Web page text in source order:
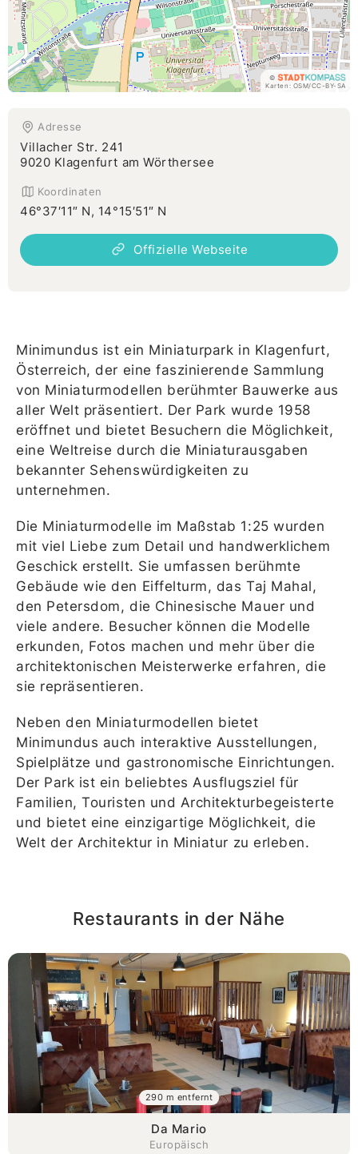
©
Karten: OSM/CC-BY-SA
Adresse
Villacher Str. 241
9020 Klagenfurt am Wörthersee
Koordinaten
46°37′11″ N, 14°15′51″ N
Offizielle Webseite
Minimundus ist ein Miniaturpark in Klagenfurt,
Österreich, der eine faszinierende Sammlung
von Miniaturmodellen berühmter Bauwerke aus
aller Welt präsentiert. Der Park wurde 1958
eröffnet und bietet Besuchern die Möglichkeit,
eine Weltreise durch die Miniaturausgaben
bekannter Sehenswürdigkeiten zu
unternehmen.
Die Miniaturmodelle im Maßstab 1:25 wurden
mit viel Liebe zum Detail und handwerklichem
Geschick erstellt. Sie umfassen berühmte
Gebäude wie den Eiffelturm, das Taj Mahal,
den Petersdom, die Chinesische Mauer und
viele andere. Besucher können die Modelle
erkunden, Fotos machen und mehr über die
architektonischen Meisterwerke erfahren, die
sie repräsentieren.
Neben den Miniaturmodellen bietet
Minimundus auch interaktive Ausstellungen,
Spielplätze und gastronomische Einrichtungen.
Der Park ist ein beliebtes Ausflugsziel für
Familien, Touristen und Architekturbegeisterte
und bietet eine einzigartige Möglichkeit, die
Welt der Architektur in Miniatur zu erleben.
Restaurants in der Nähe
Da Mario
Europäisch
290 m entfernt